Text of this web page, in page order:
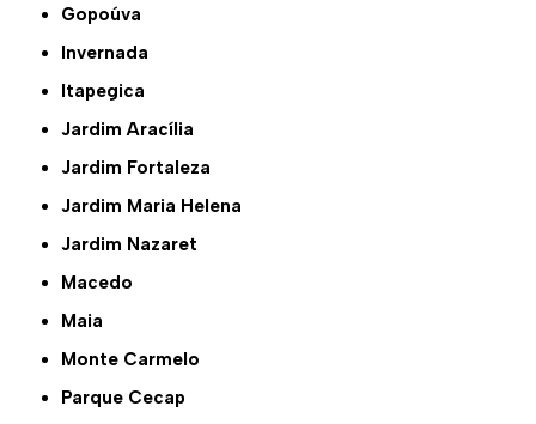
Gopoúva
Invernada
Itapegica
Jardim Aracília
Jardim Fortaleza
Jardim Maria Helena
Jardim Nazaret
Macedo
Maia
Monte Carmelo
Parque Cecap